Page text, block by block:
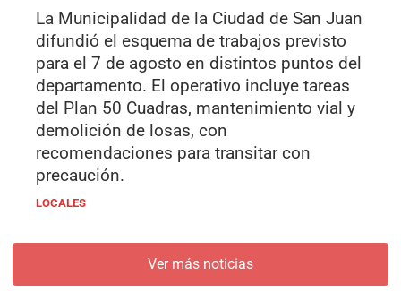
La Municipalidad de la Ciudad de San Juan
difundió el esquema de trabajos previsto
para el 7 de agosto en distintos puntos del
departamento. El operativo incluye tareas
del Plan 50 Cuadras, mantenimiento vial y
demolición de losas, con
recomendaciones para transitar con
precaución.
LOCALES
Ver más noticias